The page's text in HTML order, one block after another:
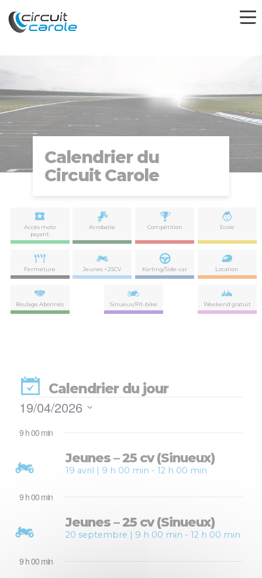
Calendrier du
Circuit Carole
Accès moto
payant
Acrobatie Compétition Ecole
Fermeture Jeunes <25CV Karting/Side-car Location
Roulage Abonnés Sinueux/Pit-bike Weekend gratuit
Calendrier du jour
Évènements
for
19
avril
2026
19/04/2026
une
9 h 00 min
Jeunes – 25 cv (Sinueux)
19 avril | 9 h 00 min - 12 h 00 min
9 h 00 min
Jeunes – 25 cv (Sinueux)
20 septembre | 9 h 00 min - 12 h 00 min
9 h 00 min